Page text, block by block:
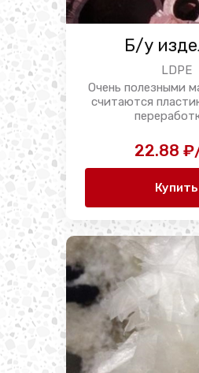
Б/у
LDPE
Очень полезными
считаются
22.88
Купить